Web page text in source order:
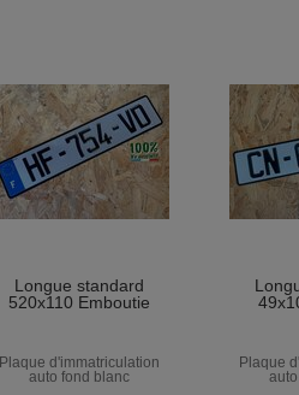
Longue standard
520x110 Emboutie
Plaque d'immatriculation
auto fond blanc
Plaque